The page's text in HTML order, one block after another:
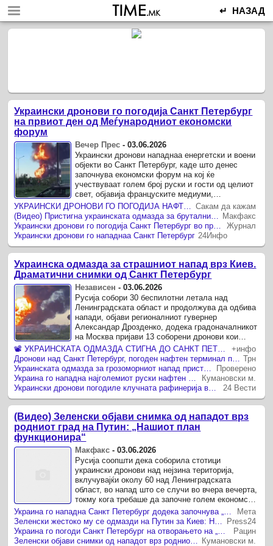
↵ НАЗАД
Украински дронови го погодија Санкт Петербург
на првиот ден од Меѓународниот економски
форум
Вечер Прес -03.06.2026
Украински дронови нападнаа енергетски и воени
објекти во Санкт Петербург, каде што денес
започнува економски форум на кој ќе
учествуваат голем број руски и гости од целиот
свет, објавија француските медиуми,
повикувајќи се на руски и украински ...Сакам да кажам
Макфакс
Журнал
Украински дронови го нападнаа Санкт Петербург 24Инфо
Украинска одмазда за страшниот напад врз Киев.
Драматични снимки од Санкт Петербург
Независен -03.06.2026
Русија собори 30 беспилотни летала над
Ленинградската област и продолжува да одбива
напади, објави регионалниот гувернер
Александар Дрозденко, додека градоначалникот
на Москва пријави 13 соборени дронови кои
летаат кон Москва.
+инфо
Трн
Проверено
Кумановски м.
24 Вести
(Видео) Зеленски објави снимка од нападот врз
родниот град на Путин: „Нашиот план
функционира“
Макфакс -03.06.2026
Русија соопшти дека соборила стотици
украински дронови над нејзина територија,
вклучувајќи околу 60 над Ленинградската
област, во напад што се случи во вчера вечерта,
токму кога требаше да започне голем економски
форум во Санкт Петербург.
Украина го нападна Санкт Петербург додека започнува „Путиновиот Давос“
Мета
Зеленски жестоко му се одмазди на Путин за Киев: Нападнат нафтен терминал, прекинати дел од активностите на денот на Економскиот форум
Press24
Украина го погоди Санкт Петербург на отворањето на „Путиновиот Давос“
Рацин
Зеленски објави снимки од нападот врз родниот град на Путин. „Нашиот план функционира“ Кумановски м.